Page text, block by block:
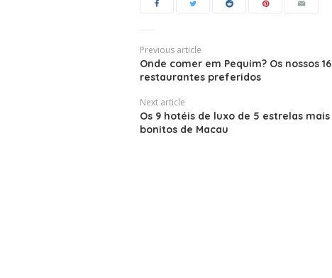
Previous article
Onde comer em Pequim? Os nossos 16
restaurantes preferidos
Next article
Os 9 hotéis de luxo de 5 estrelas mais
bonitos de Macau